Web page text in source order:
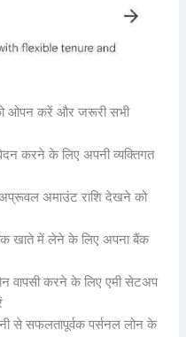
ओपन करें और जरूरी सभी
करने के लिए अपनी व्यक्तिगत
अमाउंट राशि देखने को
खाते में लेने के लिए अपना बैंक
वापसी करने के लिए एमी सेटअप
से सफलतापूर्वक पर्सनल लोन के